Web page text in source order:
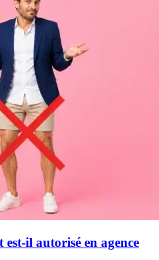
il autorisé en agence